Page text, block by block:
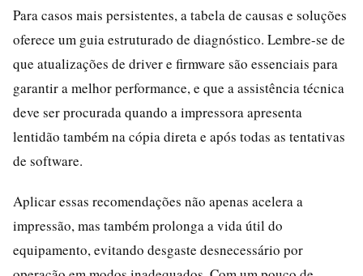
Para casos mais persistentes, a tabela de causas e soluções
oferece um guia estruturado de diagnóstico. Lembre-se de
que atualizações de driver e firmware são essenciais para
garantir a melhor performance, e que a assistência técnica
deve ser procurada quando a impressora apresenta
lentidão também na cópia direta e após todas as tentativas
de software.
Aplicar essas recomendações não apenas acelera a
impressão, mas também prolonga a vida útil do
equipamento, evitando desgaste desnecessário por